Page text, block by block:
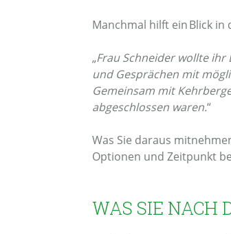
Manchmal hilft ein Blick in
„Frau Schneider wollte
und Gesprächen mit
Gemeinsam mit
abgeschlossen waren.“
Was Sie daraus
Optionen und Zeitpunkt
WAS SIE NACH